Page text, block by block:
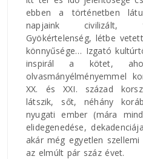
ebben a történetben
napjaink civilizált,
Gyökértelenség, létbe
könnyűsége… Izgató
inspirál a kötet,
olvasmányélményemmel
XX. és XXI. század
látszik, sőt, néhány
nyugati ember (mára
elidegenedése,
akár még egyetlen
az elmúlt pár száz évet.